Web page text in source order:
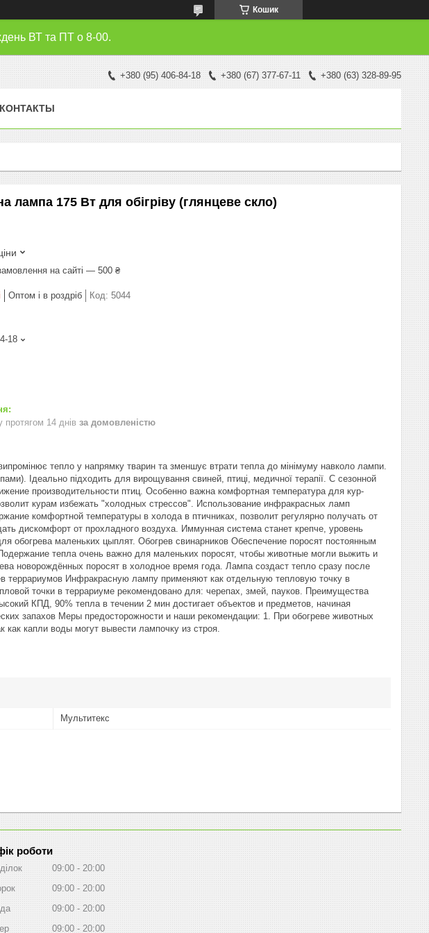
Кошик
ВТ та ПТ о 8-00.
+380 (95) 406-84-18 +380 (67) 377-67-11 +380 (63) 328-89-95
КОНТАКТЫ
лампа 175 Вт для обігріву (глянцеве скло)
на сайті — 500 ₴
Оптом і в роздріб Код: 5044
18
протягом 14 днів за домовленістю
тепло у напрямку тварин та зменшує втрати тепла до мінімуму навколо лампи.
Ідеально підходить для вирощування свиней, птиці, медичної терапії. С сезонной
производительности птиц. Особенно важна комфортная температура для кур-
курам избежать "холодных стрессов". Использование инфракрасных ламп
комфортной температуры в холода в птичниках, позволит регулярно получать от
дискомфорт от прохладного воздуха. Иммунная система станет крепче, уровень
обогрева маленьких цыплят. Обогрев свинарников Обеспечение поросят постоянным
тепла очень важно для маленьких поросят, чтобы животные могли выжить и
новорождённых поросят в холодное время года. Лампа создаст тепло сразу после
террариумов Инфракрасную лампу применяют как отдельную тепловую точку в
точки в террариуме рекомендовано для: черепах, змей, пауков. Преимущества
КПД, 90% тепла в течении 2 мин достигает объектов и предметов, начиная
запахов Меры предосторожности и наши рекомендации: 1. При обогреве животных
капли воды могут вывести лампочку из строя.
Мультитекс
роботи
09:00
20:00
09:00
20:00
09:00
20:00
09:00 20:00